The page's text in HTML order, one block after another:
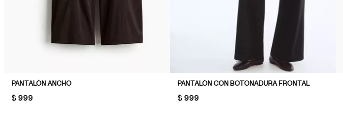
PANTALÓN ANCHO
PRICE:
$ 999
PANTALÓN CON BOTONADURA FRONTAL
PRICE:
$ 999